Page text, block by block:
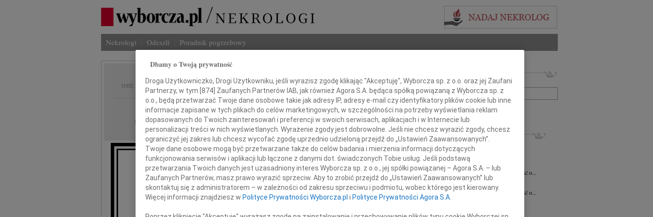
Nekrologi Odeszli Poradnik pogrzebowy
IMIĘ I NAZWISKO: Henryk Banaszuk
REGION: Białystok
DATA EMISJI: 25.06.2021
Wyrazy głębokiego żalu i współczucia
Rodzinie
z powodu śmierci
Imię i nazwisko lub numer ogłoszenia:
+ szukanie zaawansowane
INNE NEKROLOGI
22.07.2026Białystok
Pani notariusz Halinie Dorocie Agaciak...
Paweł Niemyjski06.07.2026
Z głębokim smutkiem przyjęliśmy wiadomość o...
Jerzy Kulesza
23.06.2026
Z głębokim smutkiem przyjęliśmy wiadomość o...
22.06.2026
Wyrazy szczerego współczucia i...
Dbamy o Twoją prywatność
Droga Użytkowniczko, Drogi Użytkowniku, jeśli wyrazisz zgodę klikając "Akceptuję", Wyborcza sp. z o.o. oraz jej Zaufani
Partnerzy, w tym [874] Zaufanych Partnerów IAB, jak również Agora S.A. będąca spółką powiązaną z Wyborcza sp. z
o.o., będą przetwarzać Twoje dane osobowe takie jak adresy IP, adresy e-mail czy identyfikatory plików cookie lub inne
informacje zapisane w tych plikach do celów marketingowych, w szczególności na potrzeby wyświetlania reklam
dopasowanych do Twoich zainteresowań i preferencji w swoich serwisach, aplikacjach i w Internecie lub
personalizacji treści w nich wyświetlanych. Wyrażenie zgody jest dobrowolne. Jeśli nie chcesz wyrazić zgody, chcesz
ograniczyć jej zakres lub chcesz wycofać zgodę uprzednio udzieloną przejdź do „Ustawień Zaawansowanych”.
Twoje dane osobowe mogą być przetwarzane także do celów badania i mierzenia informacji dotyczących
funkcjonowania serwisów i aplikacji lub łączone z danymi dot. świadczonych Tobie usług. Jeśli podstawą
przetwarzania Twoich danych jest uzasadniony interes Wyborcza sp. z o.o., jej spółki powiązanej – Agora S.A. – lub
Zaufanych Partnerów, masz prawo wyrazić sprzeciw. Aby to zrobić przejdź do „Ustawień Zaawansowanych” lub
skontaktuj się z administratorem – w zależności od zakresu sprzeciwu i podmiotu, wobec którego jest kierowany.
Więcej informacji znajdziesz w Polityce Prywatności Wyborcza.pl i Polityce Prywatności Agora S.A.